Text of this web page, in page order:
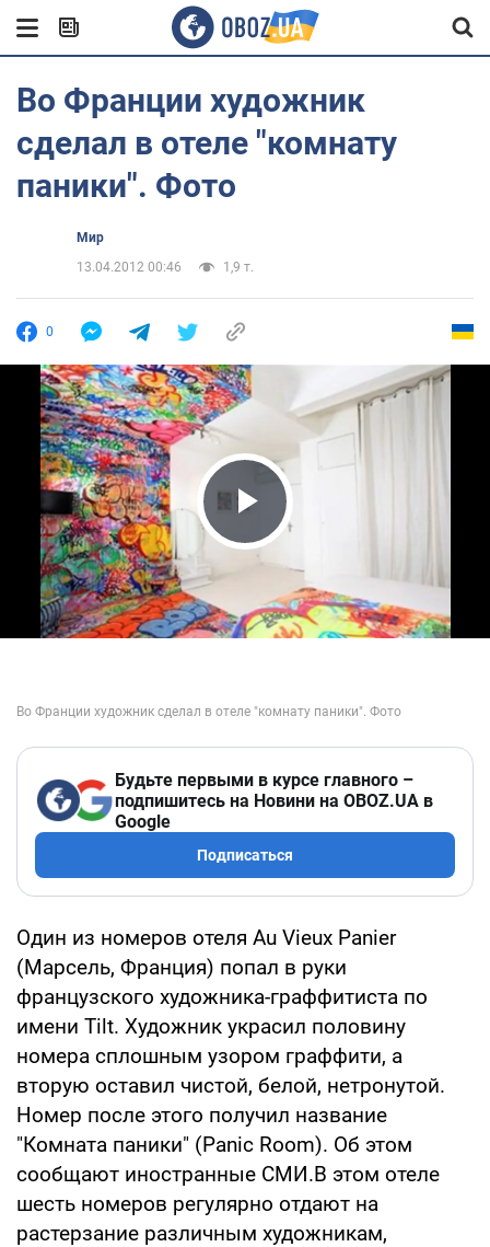
Во Франции художник
сделал в отеле "комнату
паники". Фото
Мир
13.04.2012 00:46
1,9 т.
0
Play Video
Будьте первыми в курсе главного –
подпишитесь на Новини на OBOZ.UA в
Google
Подписаться
Один из номеров отеля Au Vieux Panier
(Марсель, Франция) попал в руки
французского художника-граффитиста по
имени Tilt. Художник украсил половину
номера сплошным узором граффити, а
вторую оставил чистой, белой, нетронутой.
Номер после этого получил название
"Комната паники" (Panic Room). Об этом
сообщают иностранные СМИ.В этом отеле
шесть номеров регулярно отдают на
растерзание различным художникам,